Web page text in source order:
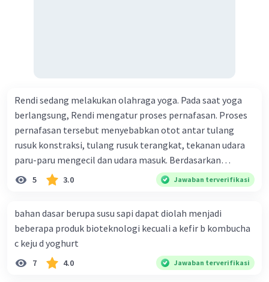
Rendi sedang melakukan olahraga yoga. Pada saat yoga
berlangsung, Rendi mengatur proses pernafasan. Proses
pernafasan tersebut menyebabkan otot antar tulang
rusuk konstraksi, tulang rusuk terangkat, tekanan udara
paru-paru mengecil dan udara masuk. Berdasarkan
informasi tersebut, dapat disimpulkan bahwa Rendi
sedang melakukan proses pernafasan....
5 3.0 Jawaban terverifikasi
bahan dasar berupa susu sapi dapat diolah menjadi
beberapa produk bioteknologi kecuali a kefir b kombucha
c keju d yoghurt
7 4.0 Jawaban terverifikasi